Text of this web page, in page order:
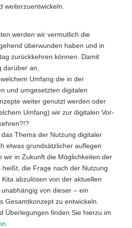
weiterzuentwickeln.
werden wir vermutlich die
überwunden haben und in
zurückkehren können. Damit
darüber an,
Umfang die in der
und umgesetzten digitalen
weiter genutzt werden oder
Umfang) wir zur digitalen Vor-
Thema der Nutzung digitaler
etwas grundsätzlicher auflegen
wir in Zukunft die Möglichkeiten der
heißt, die Frage nach der Nutzung
abzulösen von der aktuellen
von dieser – ein
Gesamtkonzept zu entwickeln.
Überlegungen finden Sie hierzu im